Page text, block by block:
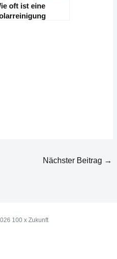
oft ist eine
Nächster Beitrag →
100 x Zukunft